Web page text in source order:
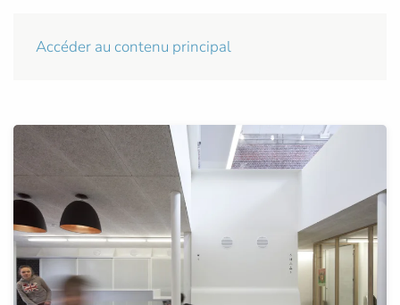
Accéder au contenu principal